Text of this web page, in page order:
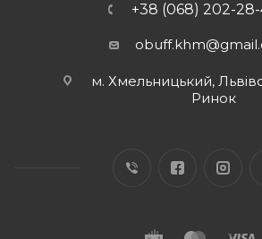
+38 (068) 202-
м. Хмельницький,
Ринок